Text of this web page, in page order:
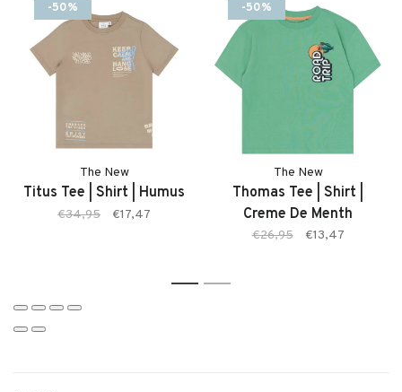
Kenmerken
• Korte jongensbroek van The New
• Model: Titus Short
• Zachte stof
• Geschikt voor dagelijks gebruik
-50%
The New
Titus Tee | Shirt | Humus
€34,95 €17,47
-50%
The New
Thomas Tee | Shirt |
Creme De Menth
€26,95 €13,47
1 2